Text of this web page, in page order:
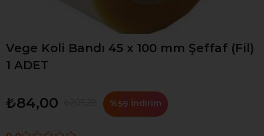
Vege Koli Bandı 45 x 100 mm Şeffaf (Fil)
1 ADET
₺84,00 %59 İndirim